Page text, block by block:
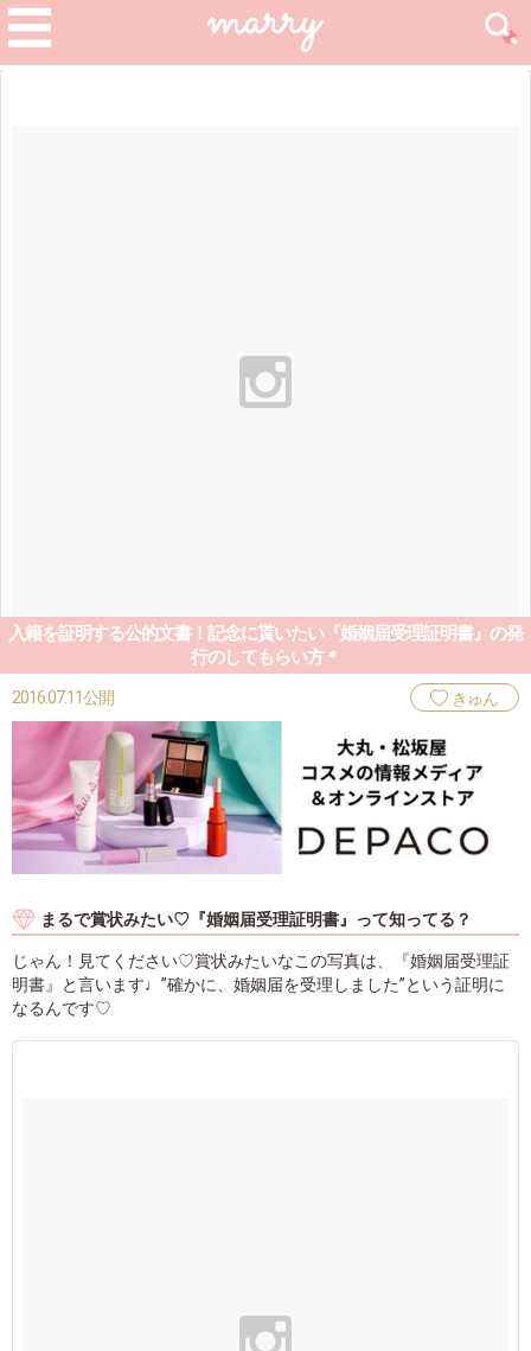
入籍を証明する公的文書！記念に貰いたい『婚姻届受理証明書』の発
行のしてもらい方＊
2016.07.11公開 きゅん
まるで賞状みたい♡『婚姻届受理証明書』って知ってる？
じゃん！見てください♡賞状みたいなこの写真は、『婚姻届受理証
明書』と言います♩”確かに、婚姻届を受理しました”という証明に
なるんです♡